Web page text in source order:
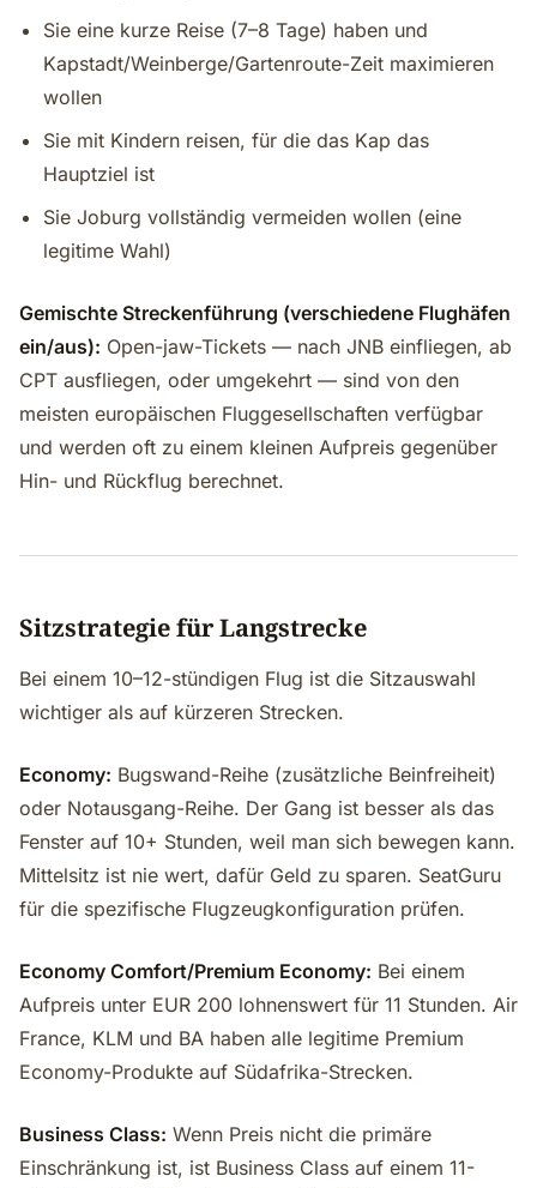
Sie eine kurze Reise (7–8 Tage) haben und
Kapstadt/Weinberge/Gartenroute-Zeit maximieren
wollen
Sie mit Kindern reisen, für die das Kap das
Hauptziel ist
Sie Joburg vollständig vermeiden wollen (eine
legitime Wahl)
Gemischte Streckenführung (verschiedene Flughäfen
ein/aus): Open-jaw-Tickets — nach JNB einfliegen, ab
CPT ausfliegen, oder umgekehrt — sind von den
meisten europäischen Fluggesellschaften verfügbar
und werden oft zu einem kleinen Aufpreis gegenüber
Hin- und Rückflug berechnet.
Sitzstrategie für Langstrecke
Bei einem 10–12-stündigen Flug ist die Sitzauswahl
wichtiger als auf kürzeren Strecken.
Economy: Bugswand-Reihe (zusätzliche Beinfreiheit)
oder Notausgang-Reihe. Der Gang ist besser als das
Fenster auf 10+ Stunden, weil man sich bewegen kann.
Mittelsitz ist nie wert, dafür Geld zu sparen. SeatGuru
für die spezifische Flugzeugkonfiguration prüfen.
Economy Comfort/Premium Economy: Bei einem
Aufpreis unter EUR 200 lohnenswert für 11 Stunden. Air
France, KLM und BA haben alle legitime Premium
Economy-Produkte auf Südafrika-Strecken.
Business Class: Wenn Preis nicht die primäre
Einschränkung ist, ist Business Class auf einem 11-